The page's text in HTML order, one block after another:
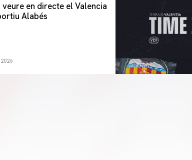
veure en directe el Valencia
Alabés